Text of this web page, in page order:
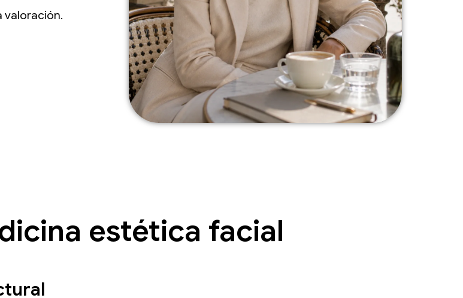
valoración.
estética facial